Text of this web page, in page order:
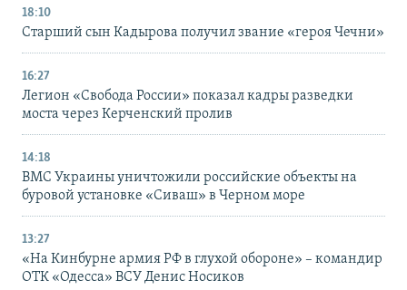
18:10
Старший сын Кадырова получил звание «героя Чечни»
16:27
Легион «Свобода России» показал кадры разведки
моста через Керченский пролив
14:18
ВМС Украины уничтожили российские объекты на
буровой установке «Сиваш» в Черном море
13:27
«На Кинбурне армия РФ в глухой обороне» – командир
ОТК «Одесса» ВСУ Денис Носиков